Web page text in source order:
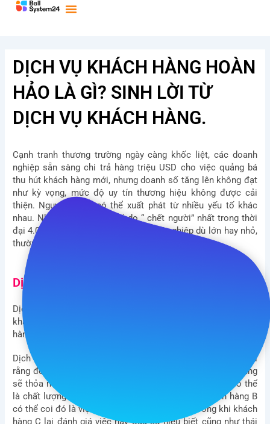
DỊCH VỤ KHÁCH HÀNG HOÀN
HẢO LÀ GÌ? SINH LỜI TỪ
DỊCH VỤ KHÁCH HÀNG.
Cạnh tranh thương trường ngày càng khốc liệt, các doanh
nghiệp sẵn sàng chi trả hàng triệu USD cho việc quảng bá
thu hút khách hàng mới, nhưng doanh số tăng lên không đạt
như kỳ vọng, mức độ uy tín thương hiệu không được cải
thiện. Nguyên nhân có thể xuất phát từ nhiều yếu tố khác
nhau. Nhưng bạn có biết, lý do “ chết người” nhất trong thời
đại 4.0 có thể đánh sập bất cứ doanh nghiệp dù lớn hay nhỏ,
thường đến từ
Dịch vụ khách hàng thực chất là gì?
Dịch vụ khách hàng diễn ra trong mọi quá trình tương tác của
khách hàng và doanh nghiệp, dù đó là trước hay sau khi mua
hàng, và dù khách hàng có hoặc không có ý định mua.
Dịch vụ khách hàng là tất cả những gì mà khách hàng nghĩ
rằng đó là tiện ích cần phải có dành cho mình và mong rằng
sẽ thỏa mãn được họ. Đối với một khách hàng A, đó có thể
là chất lượng sản phẩm với giá cả phải chăng, khách hàng B
có thể coi đó là việc giao hàng đúng giờ hẹn, trong khi khách
hàng C lại đánh giá việc này qua sự hiểu biết cũng như thái